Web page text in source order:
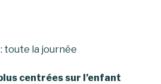
: toute la journée
centrées sur l’enfant